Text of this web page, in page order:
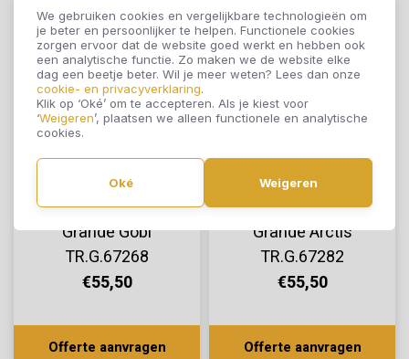
We gebruiken cookies en vergelijkbare technologieën om
je beter en persoonlijker te helpen. Functionele cookies
zorgen ervoor dat de website goed werkt en hebben ook
een analytische functie. Zo maken we de website elke
dag een beetje beter. Wil je meer weten? Lees dan onze
cookie- en privacyverklaring.
Klik op ‘Oké’ om te accepteren. Als je kiest voor
‘Weigeren’, plaatsen we alleen functionele en analytische
cookies.
Oké Weigeren
TreeFloor Click
Grande Gobi
TR.G.67268
€55,50
Offerte aanvragen
TreeFloor Click
Grande Arctis
TR.G.67282
€55,50
Offerte aanvragen